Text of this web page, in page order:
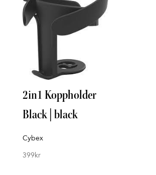
2in1 Koppholder
Black | black
Cybex
399kr